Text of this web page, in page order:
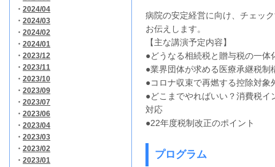
・ 2024/04
・ 2024/03
・ 2024/02
・ 2024/01
・ 2023/12
・ 2023/11
・ 2023/10
・ 2023/09
・ 2023/07
・ 2023/06
・ 2023/04
・ 2023/03
・ 2023/02
・ 2023/01
病院の安定経営に向け、チェッ
お伝えします。
【主な講演予定内容】
●どうなる相続税と贈与税の一体
●業界団体が求める医療承継税制
●コロナ収束で再燃する控除対象
●どこまでやればいい？消費税
対応
●22年度税制改正のポイント
プログラム